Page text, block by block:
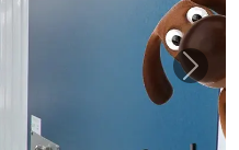
"Garde-meubles à